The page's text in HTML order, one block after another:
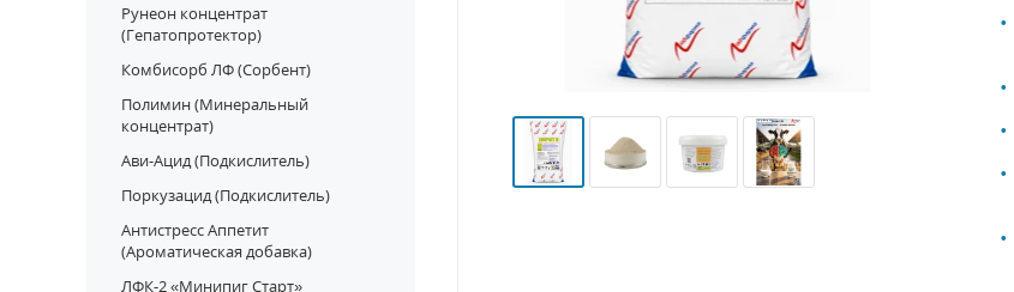
Рунеон концентрат
(Гепатопротектор)
Комбисорб ЛФ (Сорбент)
Полимин (Минеральный
концентрат)
Ави-Ацид (Подкислитель)
Поркузацид (Подкислитель)
Антистресс Аппетит
(Ароматическая добавка)
ЛФК-2 «Минипиг Старт»